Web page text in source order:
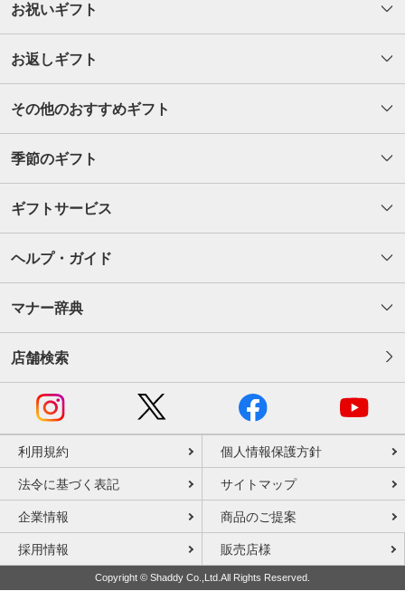
お祝いギフト
お返しギフト
その他のおすすめギフト
季節のギフト
ギフトサービス
ヘルプ・ガイド
マナー辞典
店舗検索
利用規約 個人情報保護方針
法令に基づく表記 サイトマップ
企業情報 商品のご提案
採用情報 販売店様
Copyright © Shaddy Co.,Ltd.All Rights Reserved.